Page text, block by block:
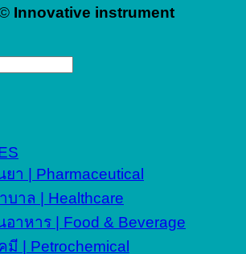
Innovative instrument
ยา | Pharmaceutical
บาล | Healthcare
อาหาร | Food & Beverage
มี | Petrochemical